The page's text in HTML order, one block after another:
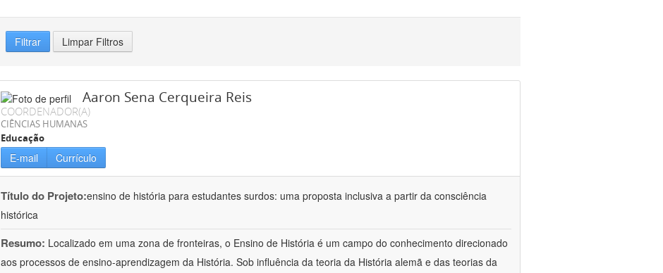
Filtrar Limpar Filtros
Aaron Sena Cerqueira Reis
COORDENADOR(A)
CIÊNCIAS HUMANAS
Educação
E-mail Currículo
Título do Projeto:ensino de história para estudantes surdos: uma proposta inclusiva a partir da consciência
histórica
Resumo: Localizado em uma zona de fronteiras, o Ensino de História é um campo do conhecimento direcionado
aos processos de ensino-aprendizagem da História. Sob influência da teoria da História alemã e das teorias da